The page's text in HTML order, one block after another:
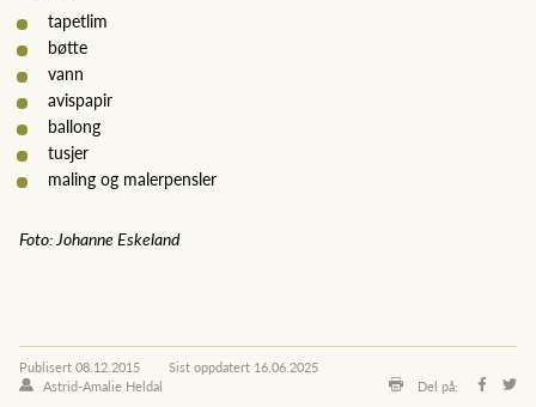
tapetlim
bøtte
vann
avispapir
ballong
tusjer
maling og malerpensler
Foto: Johanne Eskeland
Publisert08.12.2015 Sist oppdatert 16.06.2025
Astrid-Amalie Heldal
Del på: